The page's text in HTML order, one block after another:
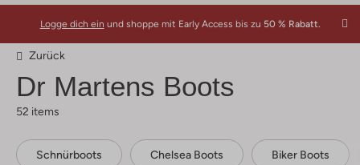
Logge dich ein und shoppe mit Early Access bis zu 50 % Rabatt.
Zurück
Dr Martens Boots
52 items
Schnürboots Chelsea Boots Biker Boots